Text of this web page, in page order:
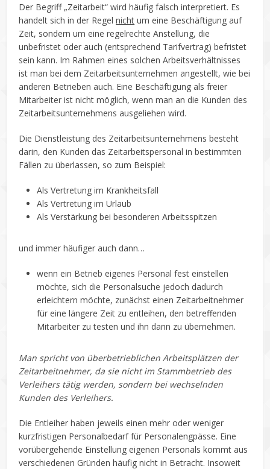
Der Begriff „Zeitarbeit“ wird häufig falsch interpretiert. Es
handelt sich in der Regelnicht um eine Beschäftigung auf
Zeit, sondern um eine regelrechte Anstellung, die
unbefristet oder auch (entsprechend Tarifvertrag) befristet
sein kann. Im Rahmen eines solchen Arbeitsverhältnisses
ist man bei dem Zeitarbeitsunternehmen angestellt, wie bei
anderen Betrieben auch. Eine Beschäftigung als freier
Mitarbeiter ist nicht möglich, wenn man an die Kunden des
Zeitarbeitsunternehmens ausgeliehen wird.
Die Dienstleistung des Zeitarbeitsunternehmens besteht
darin, den Kunden das Zeitarbeitspersonal in bestimmten
Fällen zu überlassen, so zum Beispiel:
Als Vertretung im Krankheitsfall
Als Vertretung im Urlaub
Als Verstärkung bei besonderen Arbeitsspitzen
und immer häufiger auch dann…
wenn ein Betrieb eigenes Personal fest einstellen
möchte, sich die Personalsuche jedoch dadurch
erleichtern möchte, zunächst einen Zeitarbeitnehmer
für eine längere Zeit zu entleihen, den betreffenden
Mitarbeiter zu testen und ihn dann zu übernehmen.
Man spricht von überbetrieblichen Arbeitsplätzen der
Zeitarbeitnehmer, da sie nicht im Stammbetrieb des
Verleihers tätig werden, sondern bei wechselnden
Kunden des Verleihers.
Die Entleiher haben jeweils einen mehr oder weniger
kurzfristigen Personalbedarf für Personalengpässe. Eine
vorübergehende Einstellung eigenen Personals kommt aus
verschiedenen Gründen häufig nicht in Betracht. Insoweit